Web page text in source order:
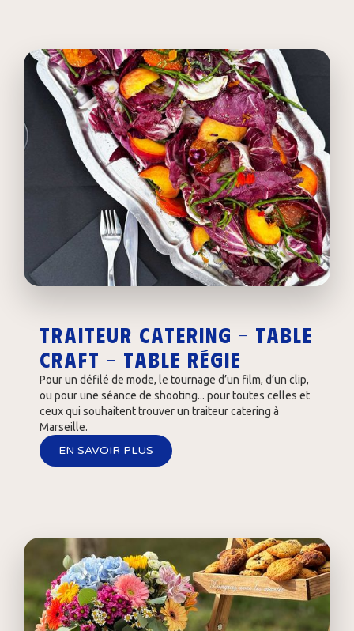
Traiteur catering - table
craft - table régie
Pour un défilé de mode, le tournage d’un film, d’un clip,
ou pour une séance de shooting... pour toutes celles et
ceux qui souhaitent trouver un traiteur catering à
Marseille.
EN SAVOIR PLUS